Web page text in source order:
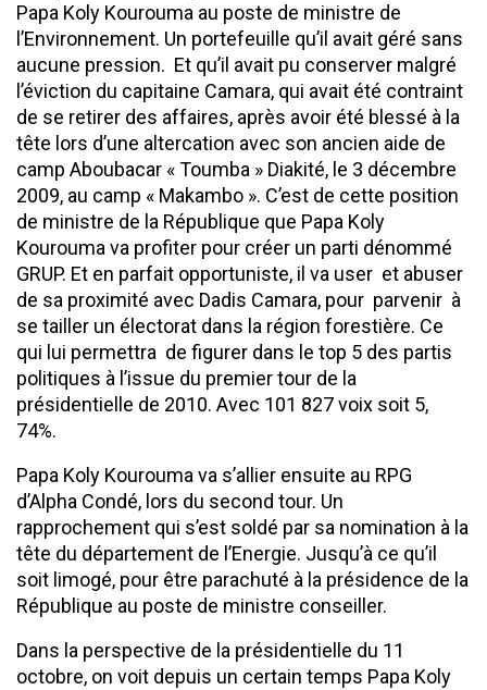
Papa Koly Kourouma au poste de ministre de
l’Environnement. Un portefeuille qu’il avait géré sans
aucune pression. Et qu’il avait pu conserver malgré
l’éviction du capitaine Camara, qui avait été contraint
de se retirer des affaires, après avoir été blessé à la
tête lors d’une altercation avec son ancien aide de
camp Aboubacar « Toumba » Diakité, le 3 décembre
2009, au camp « Makambo ». C’est de cette position
de ministre de la République que Papa Koly
Kourouma va profiter pour créer un parti dénommé
GRUP. Et en parfait opportuniste, il va user et abuser
de sa proximité avec Dadis Camara, pour parvenir à
se tailler un électorat dans la région forestière. Ce
qui lui permettra de figurer dans le top 5 des partis
politiques à l’issue du premier tour de la
présidentielle de 2010. Avec 101 827 voix soit 5,
74%.
Papa Koly Kourouma va s’allier ensuite au RPG
d’Alpha Condé, lors du second tour. Un
rapprochement qui s’est soldé par sa nomination à la
tête du département de l’Energie. Jusqu’à ce qu’il
soit limogé, pour être parachuté à la présidence de la
République au poste de ministre conseiller.
Dans la perspective de la présidentielle du 11
octobre, on voit depuis un certain temps Papa Koly